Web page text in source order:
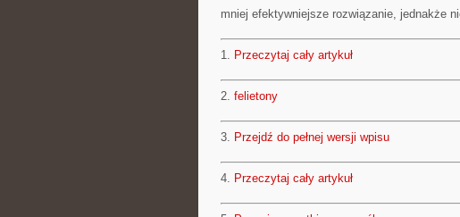
mniej efektywniejsze rozwiązanie, jednakże
1. Przeczytaj cały artykuł
2. felietony
3. Przejdź do pełnej wersji wpisu
4. Przeczytaj cały artykuł